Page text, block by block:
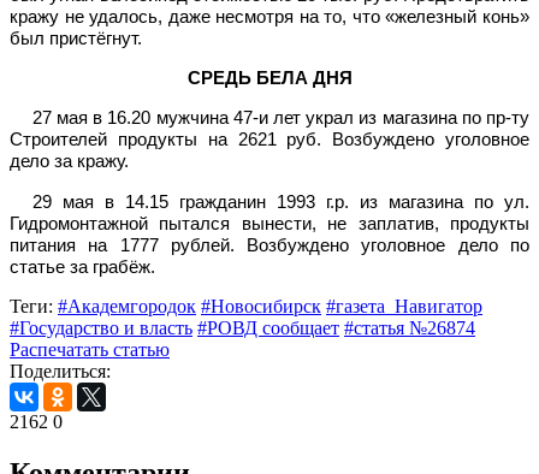
кражу не удалось, даже несмотря на то, что «железный конь»
был пристёгнут.
СРЕДЬ БЕЛА ДНЯ
27 мая в 16.20 мужчина 47-и лет украл из магазина по пр-ту
Строителей продукты на 2621 руб. Возбуждено уголовное
дело за кражу.
29 мая в 14.15 гражданин 1993 г.р. из магазина по ул.
Гидромонтажной пытался вынести, не заплатив, продукты
питания на 1777 рублей. Возбуждено уголовное дело по
статье за грабёж.
Теги: #Академгородок #Новосибирск #газета_Навигатор
#Государство и власть #РОВД сообщает #статья №26874
Распечатать статью
Поделиться:
2162 0